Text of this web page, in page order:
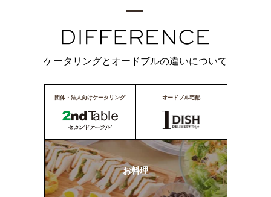
ケータリングとオードブルの違いについて
団体・法人向けケータリング オードブル宅配
お料理